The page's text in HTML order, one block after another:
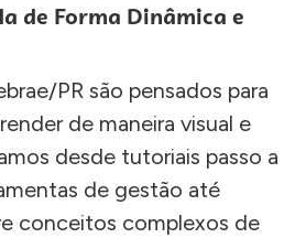
de Forma Dinâmica e
PR são pensados para
de maneira visual e
desde tutoriais passo a
de gestão até
conceitos complexos de